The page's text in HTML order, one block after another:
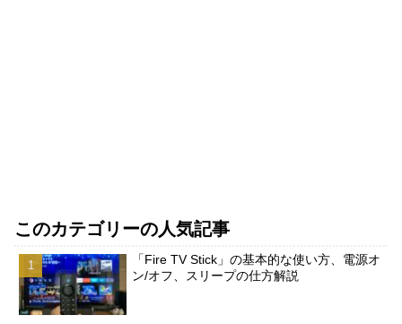
このカテゴリーの人気記事
「Fire TV Stick」の基本的な使い方、電源オ
ン/オフ、スリープの仕方解説